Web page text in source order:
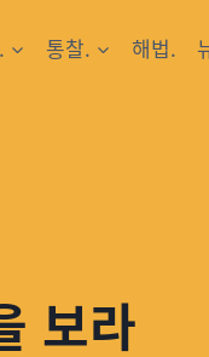
통찰. 해법.
보라